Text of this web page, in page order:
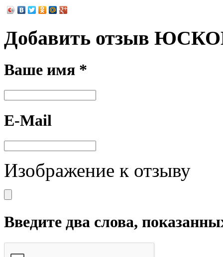
Добавить отзыв
Ваше имя *
E-Mail
Изображение к отзыву
Введите два слова,